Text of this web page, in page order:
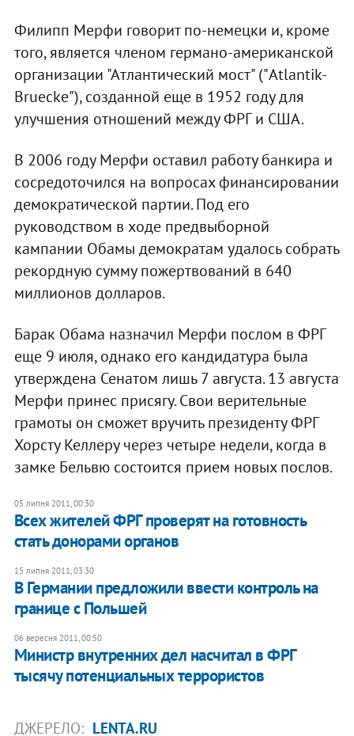
Филипп Мерфи говорит по-немецки и, кроме
того, является членом германо-американской
организации "Атлантический мост" ("Atlantik-
Bruecke"), созданной еще в 1952 году для
улучшения отношений между ФРГ и США.
В 2006 году Мерфи оставил работу банкира и
сосредоточился на вопросах финансировании
демократической партии. Под его
руководством в ходе предвыборной
кампании Обамы демократам удалось собрать
рекордную сумму пожертвований в 640
миллионов долларов.
Барак Обама назначил Мерфи послом в ФРГ
еще 9 июля, однако его кандидатура была
утверждена Сенатом лишь 7 августа. 13 августа
Мерфи принес присягу. Свои верительные
грамоты он сможет вручить президенту ФРГ
Хорсту Келлеру через четыре недели, когда в
замке Бельвю состоится прием новых послов.
05 липня 2011, 00:30
Всех жителей ФРГ проверят на готовность
стать донорами органов
15 липня 2011, 03:30
В Германии предложили ввести контроль на
границе с Польшей
06 вересня 2011, 00:50
Министр внутренних дел насчитал в ФРГ
тысячу потенциальных террористов
ДЖЕРЕЛО: LENTA.RU